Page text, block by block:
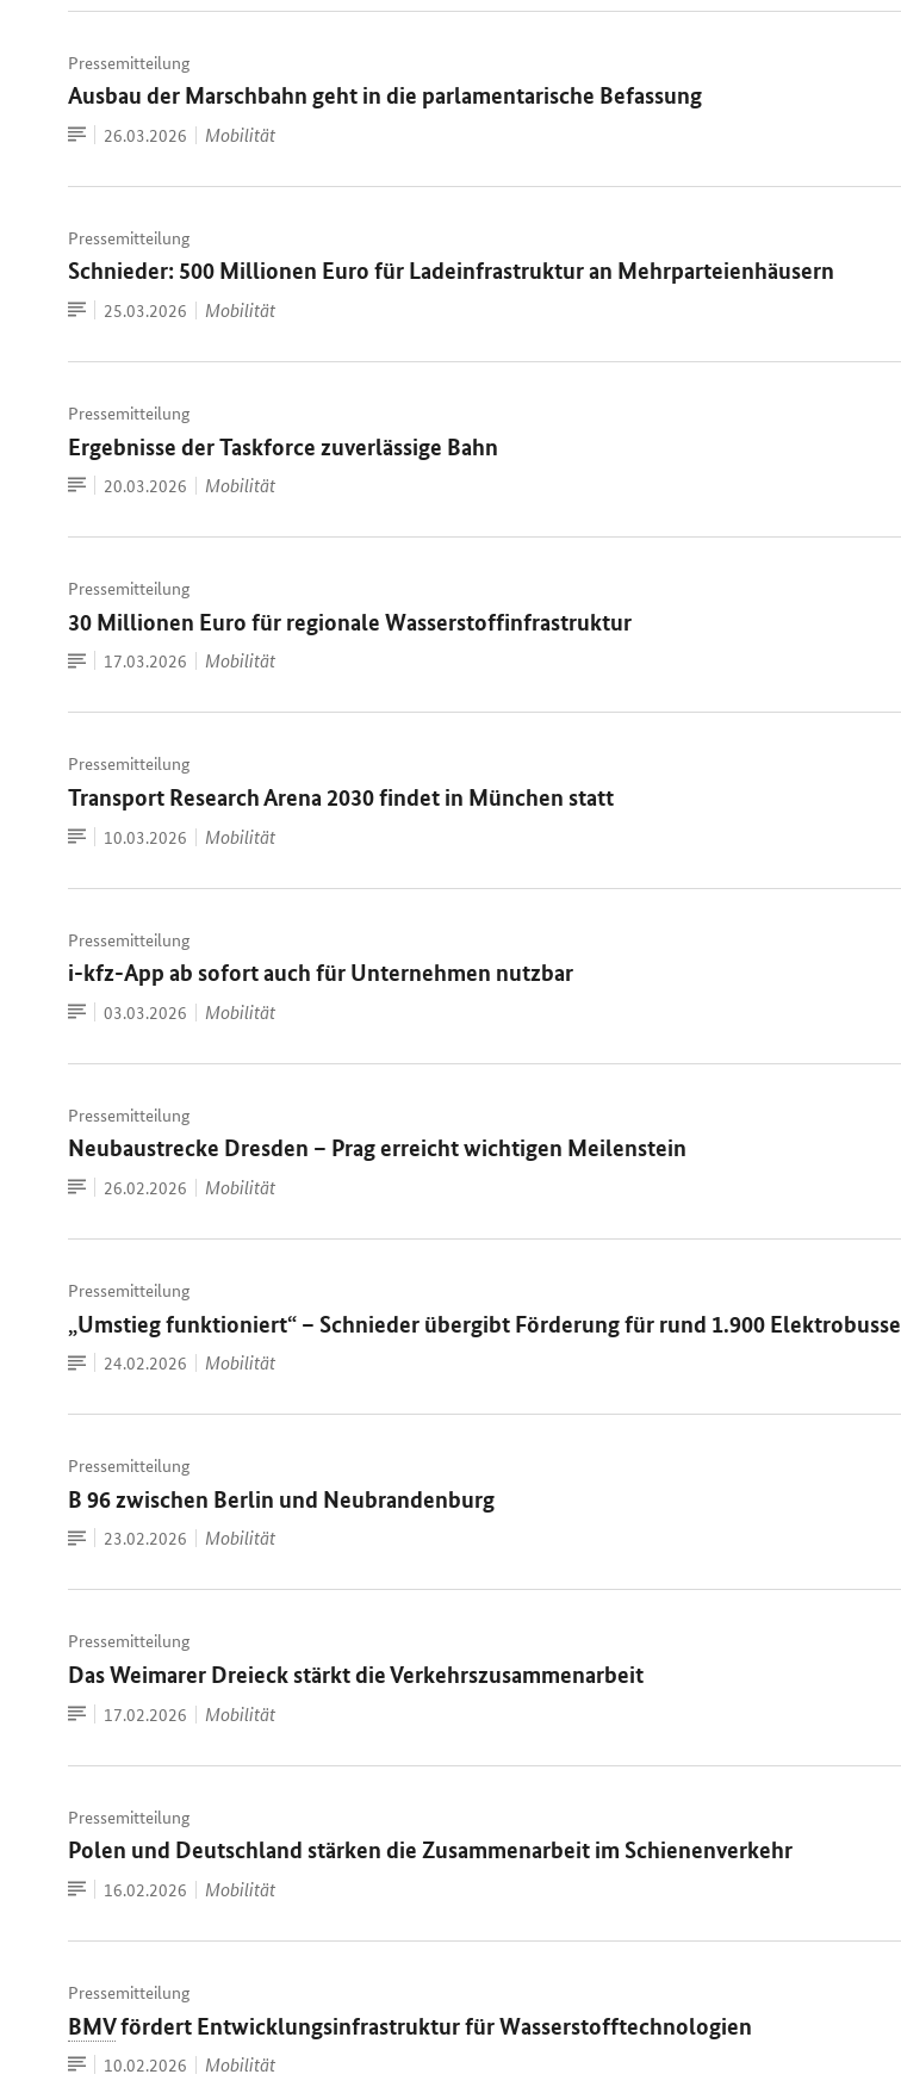
Pressemitteilung
Ausbau der Marschbahn geht in die parlamentarische Befassung
Zum
Dokument
Datum:
26.03.2026 Mobilität
Pressemitteilung
Schnieder: 500 Millionen Euro für Ladeinfrastruktur an Mehrparteienhäusern
Zum
Dokument
Datum:
25.03.2026 Mobilität
Pressemitteilung
Ergebnisse der Taskforce zuverlässige Bahn
Zum
Dokument
Datum:
20.03.2026 Mobilität
Pressemitteilung
30 Millionen Euro für regionale Wasserstoffinfrastruktur
Zum
Dokument
Datum:
17.03.2026 Mobilität
Pressemitteilung
Transport Research Arena 2030 findet in München statt
Zum
Dokument
Datum:
10.03.2026 Mobilität
Pressemitteilung
i-kfz-App ab sofort auch für Unternehmen nutzbar
Zum
Dokument
Datum:
03.03.2026 Mobilität
Pressemitteilung
Neubaustrecke Dresden – Prag erreicht wichtigen Meilenstein
Zum
Dokument
Datum:
26.02.2026 Mobilität
Pressemitteilung
„Umstieg funktioniert“ – Schnieder übergibt Förderung für rund 1.900 Elektrobusse
Zum
Dokument
Datum:
24.02.2026 Mobilität
Pressemitteilung
B 96 zwischen Berlin und Neubrandenburg
Zum
Dokument
Datum:
23.02.2026 Mobilität
Pressemitteilung
Das Weimarer Dreieck stärkt die Verkehrszusammenarbeit
Zum
Dokument
Datum:
17.02.2026 Mobilität
Pressemitteilung
Polen und Deutschland stärken die Zusammenarbeit im Schienenverkehr
Zum
Dokument
Datum:
16.02.2026 Mobilität
Pressemitteilung
BMVfördert Entwicklungsinfrastruktur für Wasserstofftechnologien
Zum
Dokument
Datum:
10.02.2026 Mobilität